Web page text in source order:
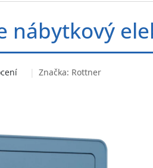
nábytkový
Značka: Rottner